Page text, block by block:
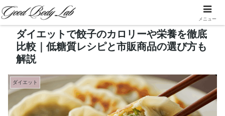
ダイエットで餃子のカロリーや栄養を徹底
比較｜低糖質レシピと市販商品の選び方も
解説
ダイエット
メニュー